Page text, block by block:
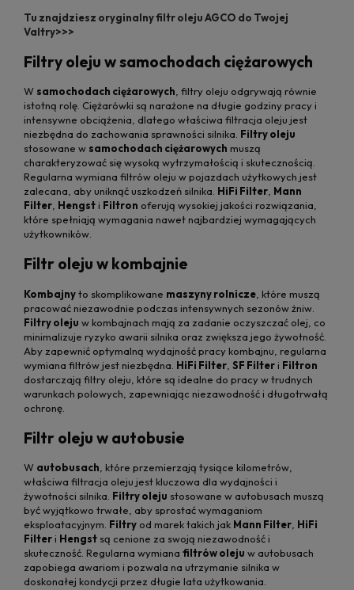
Tu znajdziesz oryginalny filtr oleju AGCO do Twojej
Valtry>>>
Filtry oleju w samochodach ciężarowych
W samochodach ciężarowych, filtry oleju odgrywają równie
istotną rolę. Ciężarówki są narażone na długie godziny pracy i
intensywne obciążenia, dlatego właściwa filtracja oleju jest
niezbędna do zachowania sprawności silnika. Filtry oleju
stosowane wsamochodach ciężarowych muszą
charakteryzować się wysoką wytrzymałością i skutecznością.
Regularna wymiana filtrów oleju w pojazdach użytkowych jest
zalecana, aby uniknąć uszkodzeń silnika. HiFi Filter, Mann
Filter, Hengst i Filtron oferują wysokiej jakości rozwiązania,
które spełniają wymagania nawet najbardziej wymagających
użytkowników.
Filtr oleju w kombajnie
Kombajnyto skomplikowane maszyny rolnicze , które muszą
pracować niezawodnie podczas intensywnych sezonów żniw.
Filtry oleju w kombajnach mają za zadanie oczyszczać olej, co
minimalizuje ryzyko awarii silnika oraz zwiększa jego żywotność.
Aby zapewnić optymalną wydajność pracy kombajnu, regularna
wymiana filtrów jest niezbędna. HiFi Filter SF Filter i Filtron
dostarczają filtry oleju, które są idealne do pracy w trudnych
warunkach polowych, zapewniając niezawodność i długotrwałą
ochronę.
Filtr oleju w autobusie
W autobusach , które przemierzają tysiące kilometrów,
właściwa filtracja oleju jest kluczowa dla wydajności i
żywotności silnika. Filtry oleju stosowane w autobusach muszą
być wyjątkowo trwałe, aby sprostać wymaganiom
eksploatacyjnym. Filtry od marek takich jak Mann Filter HiFi
Filter i Hengst są cenione za swoją niezawodność i
skuteczność. Regularna wymiana filtrów oleju w autobusach
zapobiega awariom i pozwala na utrzymanie silnika w
doskonałej kondycji przez długie lata użytkowania.